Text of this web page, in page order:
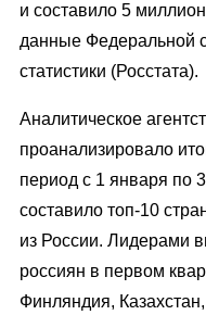
и составило 5
данные Федеральной
статистики (Росстата).
Аналитическое
проанализировало
период с 1 января по
составило топ-10
из России. Лидерами
россиян в первом
Финляндия,